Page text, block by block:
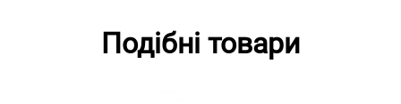
Подібні товари